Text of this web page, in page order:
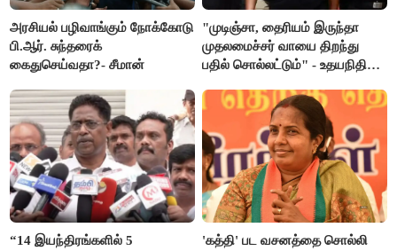
அரசியல் பழிவாங்கும் நோக்கோடு
பி.ஆர். சுந்தரைக்
கைதுசெய்வதா?- சீமான்
"முடிஞ்சா, தைரியம் இருந்தா
முதலமைச்சர் வாயை திறந்து
பதில் சொல்லட்டும்" - உதயநிதி
“14 இயந்திரங்களில் 5
'கத்தி' பட வசனத்தை சொல்லி